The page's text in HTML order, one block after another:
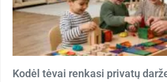
Kodėl tėvai renkasi privatų